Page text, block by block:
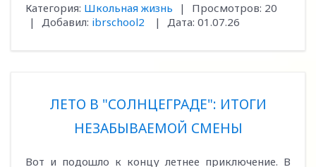
Категория: Школьная жизнь | Просмотров: 20
|
Добавил: ibrschool2 | Дата: 01.07.26
ЛЕТО В "СОЛНЦЕГРАДЕ": ИТОГИ
НЕЗАБЫВАЕМОЙ СМЕНЫ
Вот и подошло к концу летнее приключение. В